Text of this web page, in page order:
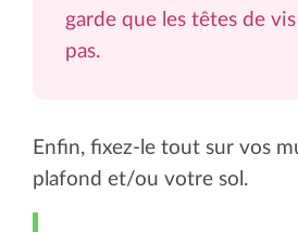
garde que les têtes de
pas.
Enfin, fixez-le tout sur vos
plafond et/ou votre sol.